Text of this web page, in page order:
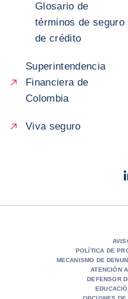
Glosario de
términos de seguro
de crédito
Superintendencia
Financiera de
Colombia
Viva seguro
POLÍTICA DE
MECANISMO DE
ATENCIÓN
DEFENSOR